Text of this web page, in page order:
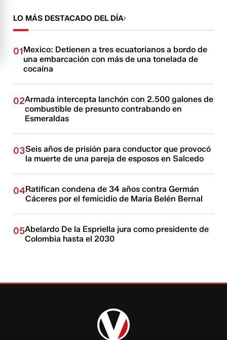
LO MÁS DESTACADO DEL DÍA
01Mexico: Detienen a tres ecuatorianos a bordo de
una embarcación con más de una tonelada de
cocaína
02Armada intercepta lanchón con 2.500 galones de
combustible de presunto contrabando en
Esmeraldas
03Seis años de prisión para conductor que provocó
la muerte de una pareja de esposos en Salcedo
04Ratifican condena de 34 años contra Germán
Cáceres por el femicidio de María Belén Bernal
05Abelardo De la Espriella jura como presidente de
Colombia hasta el 2030